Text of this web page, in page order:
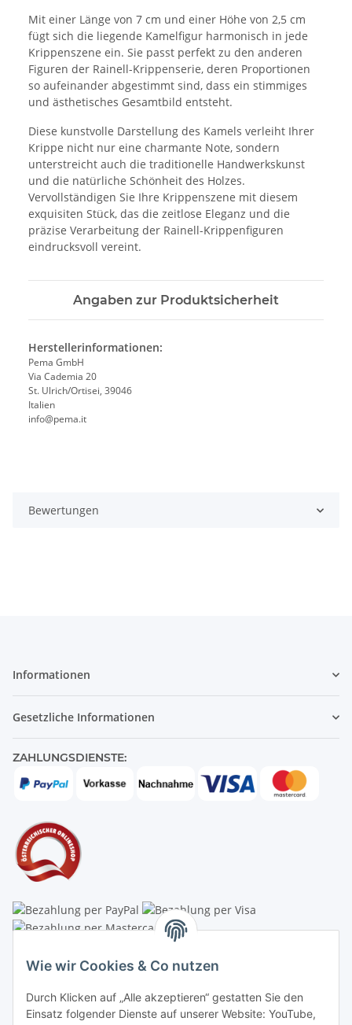
Wie wir Cookies & Co nutzen
Durch Klicken auf „Alle akzeptieren“ gestatten Sie den
Einsatz folgender Dienste auf unserer Website: YouTube,
Mit einer Länge von 7 cm und einer Höhe von 2,5 cm
fügt sich die liegende Kamelfigur harmonisch in jede
Krippenszene ein. Sie passt perfekt zu den anderen
Figuren der Rainell-Krippenserie, deren Proportionen
so aufeinander abgestimmt sind, dass ein stimmiges
und ästhetisches Gesamtbild entsteht.
Diese kunstvolle Darstellung des Kamels verleiht Ihrer
Krippe nicht nur eine charmante Note, sondern
unterstreicht auch die traditionelle Handwerkskunst
und die natürliche Schönheit des Holzes.
Vervollständigen Sie Ihre Krippenszene mit diesem
exquisiten Stück, das die zeitlose Eleganz und die
präzise Verarbeitung der Rainell-Krippenfiguren
eindrucksvoll vereint.
Angaben zur Produktsicherheit
Herstellerinformationen:
Pema GmbH
Via Cademia 20
St. Ulrich/Ortisei, 39046
Italien
info@pema.it
Bewertungen
Informationen
Gesetzliche Informationen
ZAHLUNGSDIENSTE:
Schauraum & Verkauf: Pfarrwald 46